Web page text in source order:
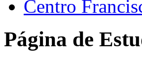
Centro
Página de